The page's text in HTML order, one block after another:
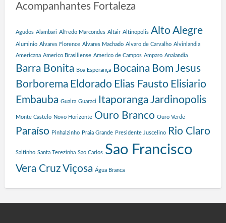
s
g
r
m
a
v
a
o
Acompanhantes Fortaleza
Agudos Alambari Alfredo Marcondes Altair Altinopolis Alto Alegre
Aluminio Alvares Florence Alvares Machado Alvaro de Carvalho Alvinlandia
Americana Americo Brasiliense Americo de Campos Amparo Analandia
Barra Bonita Boa Esperança Bocaina Bom Jesus
Borborema Eldorado Elias Fausto Elisiario
Embauba Guaira Guaraci Itaporanga Jardinopolis
Monte Castelo Novo Horizonte Ouro Branco Ouro Verde
Paraíso Pinhalzinho Praia Grande Presidente Juscelino Rio Claro
Saltinho Santa Terezinha Sao Carlos Sao Francisco
Vera CruzViçosa Água Branca